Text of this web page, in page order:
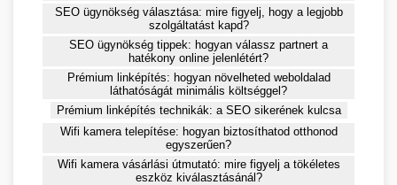
SEO ügynökség választása: mire figyelj, hogy a legjobb
szolgáltatást kapd?
SEO ügynökség tippek: hogyan válassz partnert a
hatékony online jelenlétért?
Prémium linképítés: hogyan növelheted weboldalad
láthatóságát minimális költséggel?
Prémium linképítés technikák: a SEO sikerének kulcsa
Wifi kamera telepítése: hogyan biztosíthatod otthonod
egyszerűen?
Wifi kamera vásárlási útmutató: mire figyelj a tökéletes
eszköz kiválasztásánál?